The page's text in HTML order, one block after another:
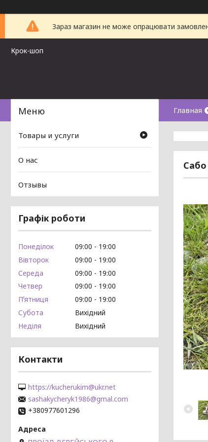
Зараз магазин не може опрацювати
Крок-шоп
Главная
Сабо
Товары и услуги
О нас
Отзывы
Графік роботи
Понеділок 09:00
19:00
Вівторок
09:00
19:00
Середа
09:00
19:00
Четвер
09:00
19:00
Пʼятниця
09:00
19:00
Субота
Вихідний
Неділя
Вихідний
Контакти
https://kucherukim@ukr.net
sashakycheryk1986@gmal.com
+380977601296